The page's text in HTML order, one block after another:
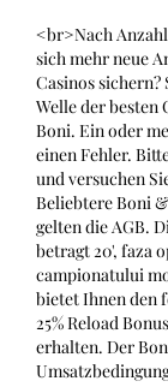
<br>Nach
sich mehr neue
Casinos
Welle der besten
Boni. Ein oder
einen Fehler.
und versuchen
Beliebtere Boni
gelten die AGB.
betragt 20', faza
campionatului
bietet Ihnen den
25% Reload
erhalten. Der